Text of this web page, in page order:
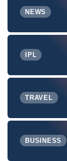
NEWS
IPL
TRAVEL
BUSINESS